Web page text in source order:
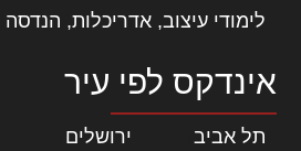
לימודי עיצוב, אדריכלות, הנדסה
אינדקס לפי עיר
תל אביב ירושלים